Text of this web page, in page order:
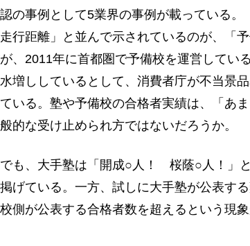
の事例として5業界の事例が載っている。
行距離」と並んで示されているのが、「
、2011年に首都圏で予備校を運営してい
増ししているとして、消費者庁が不当景
いる。塾や予備校の合格者実績は、「あ
的な受け止められ方ではないだろうか。
も、大手塾は「開成○人！ 桜蔭○人！」
掲げている。一方、試しに大手塾が公表す
側が公表する合格者数を超えるという現